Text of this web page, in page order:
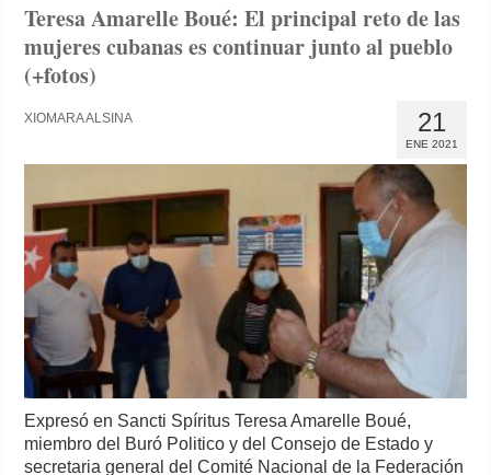
Teresa Amarelle Boué: El principal reto de las
mujeres cubanas es continuar junto al pueblo
(+fotos)
21
ENE 2021
XIOMARA ALSINA
Expresó en Sancti Spíritus Teresa Amarelle Boué,
miembro del Buró Politico y del Consejo de Estado y
secretaria general del Comité Nacional de la Federación